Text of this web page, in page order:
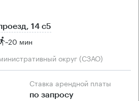
14 с5
~20 мин
округ (СЗАО)
Ставка арендной платы
по запросу